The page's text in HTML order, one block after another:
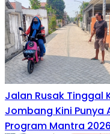
Jalan Rusak Tinggal
Jombang Kini Punya
Program Mantra 2026